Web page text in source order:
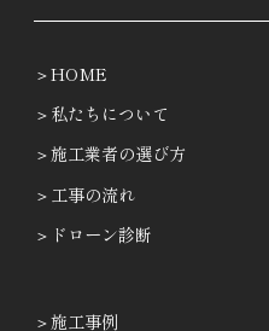
HOME
私たちについて
施工業者の選び方
工事の流れ
ドローン診断
施工事例